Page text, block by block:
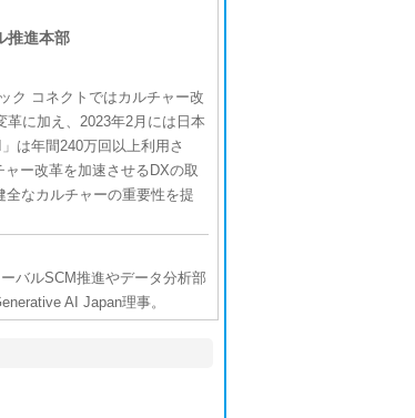
推進本部
ク コネクトではカルチャー改
に加え、2023年2月には日本
は年間240万回以上利用さ
ー改革を加速させるDXの取
なカルチャーの重要性を提
バルSCM推進やデータ分析部
AI Japan理事。